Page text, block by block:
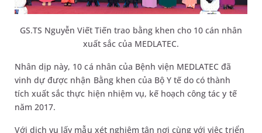
GS.TS Nguyễn Viết Tiến trao bằng khen cho 10 cán nhân
xuất sắc của MEDLATEC.
Nhân dịp này, 10 cá nhân của Bệnh viện MEDLATEC đã
vinh dự được nhận Bằng khen của Bộ Y tế do có thành
tích xuất sắc thực hiện nhiệm vụ, kế hoạch công tác y tế
năm 2017.
Với dịch vụ lấy mẫu xét nghiệm tận nơi cùng với việc triển